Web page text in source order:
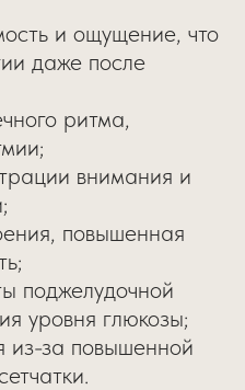
и ощущение, что
даже после
ритма,
внимания и
повышенная
поджелудочной
уровня глюкозы;
из-за повышенной